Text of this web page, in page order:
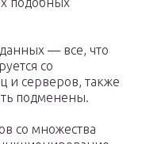
— все, что
со
и серверов, также
подменены.
со множества